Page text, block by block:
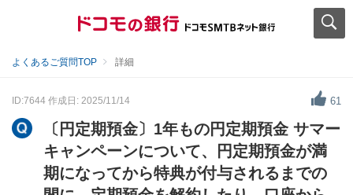
よくあるご質問TOP 詳細
ID:7644 作成日: 2025/11/14 61
〔円定期預金〕1年もの円定期預金 サマー
キャンペーンについて、円定期預金が満
期になってから特典が付与されるまでの